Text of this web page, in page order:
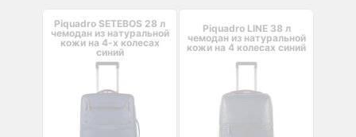
Piquadro SETEBOS 28 л
чемодан из натуральной
кожи на 4-х колесах
синий
Piquadro LINE 38 л
чемодан из натуральной
кожи на 4 колесах синий